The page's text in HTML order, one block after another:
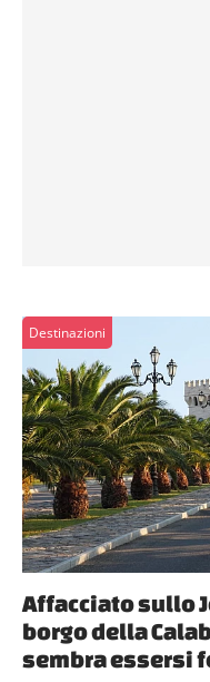
Destinazioni
Affacciato sullo
borgo della
sembra essersi